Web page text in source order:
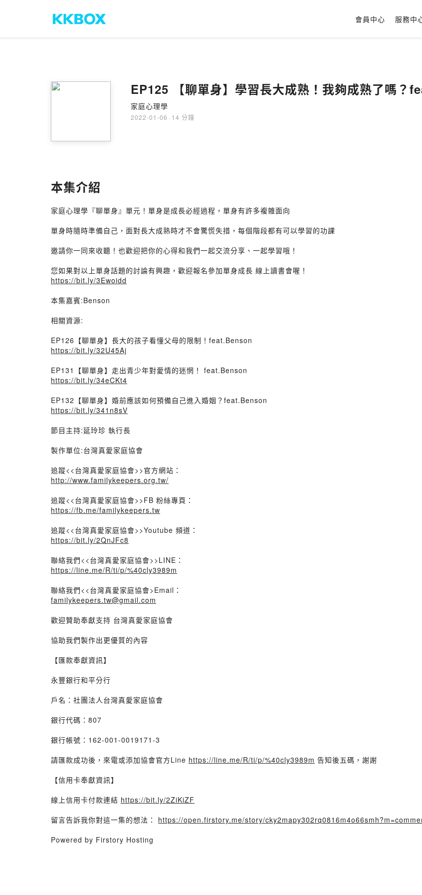
會員中心 服務中
EP125 【聊單身】學習長大成熟！我夠成熟了嗎？
家庭心理學
2022-01-06 · 14 分鐘
本集介紹
家庭心理學『聊單身』單元！單身是成長必經過程，單身有許多複雜面向
單身時隨時準備自己，面對長大成熟時才不會驚慌失措，每個階段都有可以學習的功課
邀請你一同來收聽！也歡迎把你的心得和我們一起交流分享、一起學習哦！
您如果對以上單身話題的討論有興趣，歡迎報名參加單身成長 線上讀書會喔！
https://bit.ly/3Ewoidd
本集嘉賓:Benson
相關資源:
EP126【聊單身】長大的孩子看懂父母的限制！feat.Benson
https://bit.ly/32U45Aj
EP131【聊單身】走出青少年對愛情的迷惘！ feat.Benson
https://bit.ly/34eCKt4
EP132【聊單身】婚前應該如何預備自己進入婚姻？feat.Benson
https://bit.ly/341n8sV
節目主持:延玲珍 執行長
製作單位:台灣真愛家庭協會
追蹤<<台灣真愛家庭協會>>官方網站：
http://www.familykeepers.org.tw/
追蹤<<台灣真愛家庭協會>>FB 粉絲專頁：
https://fb.me/familykeepers.tw
追蹤<<台灣真愛家庭協會>>Youtube 頻道：
https://bit.ly/2QnJFc8
聯絡我們<<台灣真愛家庭協會>>LINE：
https://line.me/R/ti/p/%40cly3989m
聯絡我們<<台灣真愛家庭協會>Email：
familykeepers.tw@gmail.com
歡迎贊助奉獻支持 台灣真愛家庭協會
協助我們製作出更優質的內容
【匯款奉獻資訊】
永豐銀行和平分行
戶名：社團法人台灣真愛家庭協會
銀行代碼：807
銀行帳號：162-001-0019171-3
請匯款成功後，來電或添加協會官方Line https://line.me/R/ti/p/%40cly3989m 告知後五碼，謝謝
【信用卡奉獻資訊】
線上信用卡付款連結 https://bit.ly/2ZiKiZF
留言告訴我你對這一集的想法： https://open.firstory.me/story/
Powered by Firstory Hosting